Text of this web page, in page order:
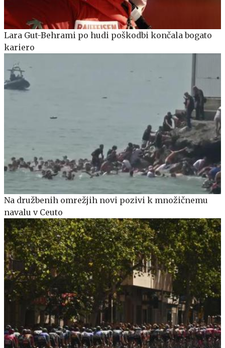
Lara Gut-Behrami po hudi poškodbi končala bogato
kariero
Na družbenih omrežjih novi pozivi k množičnemu
navalu v Ceuto